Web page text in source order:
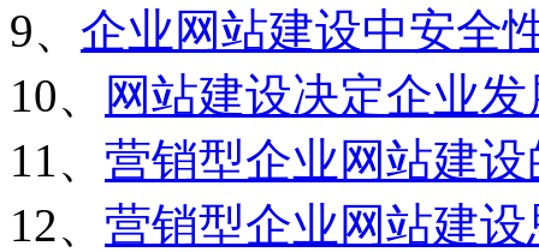
9、 企业网站建设中安全
10、
网站建设决定企业
11、 营销型企业网站建
12、 营销型企业网站建设